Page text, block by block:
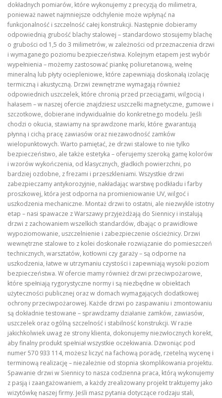
dokładnych pomiarów, które wykonujemy z precyzją do milimetra,
ponieważ nawet najmniejsze odchylenie może wpłynąć na
funkcjonalność i szczelność całej konstrukcji. Następnie dobieramy
odpowiednią grubość blachy stalowej – standardowo stosujemy blachę
o grubości od 1,5 do 3 milimetrów, w zależności od przeznaczenia drzwi
i wymaganego poziomu bezpieczeństwa. Kolejnym etapem jest wybór
wypełnienia – możemy zastosować piankę poliuretanową, wełnę
mineralną lub płyty ociepleniowe, które zapewniają doskonałą izolację
termiczną i akustyczną. Drzwi zewnętrzne wymagają również
odpowiednich uszczelek, które chronią przed przeciągami, wilgocią i
hałasem – w naszej ofercie znajdziesz uszczelki magnetyczne, gumowe i
szczotkowe, dobierane indywidualnie do konkretnego modelu. Jeśli
chodzi o okucia, stawiamy na sprawdzone marki, które gwarantują
płynną i cichą pracę zawiasów oraz niezawodność zamków
wielopunktowych. Warto pamiętać, że drzwi stalowe to nie tylko
bezpieczeństwo, ale także estetyka – oferujemy szeroką gamę kolorów
i wzorów wykończenia, od klasycznych, gładkich powierzchni, po
bardziej ozdobne, z frezami i przeszkleniami. Wszystkie drzwi
zabezpieczamy antykorozyjnie, nakładając warstwę podkładu i farby
proszkowej, która jest odporna na promieniowanie UV, wilgoć i
uszkodzenia mechaniczne. Montaż drzwi to ostatni, ale niezwykle istotny
etap – nasi spawacze z Warszawy przyjeżdżają do Siennicy i instalują
drzwi z zachowaniem wszelkich standardów, dbając o prawidłowe
wypoziomowanie, uszczelnienie i zabezpieczenie ościeżnicy. Drzwi
wewnętrzne stalowe to z kolei doskonałe rozwiązanie do pomieszczeń
technicznych, warsztatów, kotłowni czy garaży – są odporne na
uszkodzenia, łatwe w utrzymaniu czystości i zapewniają wysoki poziom
bezpieczeństwa. W ofercie mamy również drzwi przeciwpożarowe,
które spełniają rygorystyczne normy i są niezbędne w obiektach
użyteczności publicznej oraz w domach wymagających dodatkowej
ochrony przeciwpożarowej. Każde drzwi po zaspawaniu i zmontowaniu
są dokładnie testowane – sprawdzamy działanie zamków, zawiasów,
uszczelek oraz ogólną szczelność i stabilność konstrukcji. W razie
jakichkolwiek uwag ze strony klienta, dokonujemy niezwłocznych korekt,
aby finalny produkt spełniał wszystkie oczekiwania. Dzwoniąc pod
numer 570 933 114, możesz liczyć na fachową poradę, rzetelną wycenę i
terminową realizację – niezależnie od stopnia skomplikowania projektu.
Spawanie drzwi w Siennicy to nasza codzienna praca, którą wykonujemy
z pasją i zaangażowaniem, a każdy zrealizowany projekt traktujemy jako
wizytówkę naszej firmy. Jeśli masz pytania dotyczące rodzaju stali,